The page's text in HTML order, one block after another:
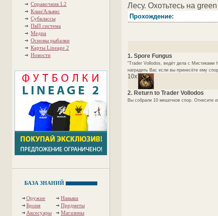
Справочник L2
Клан/Альянс
Субклассы
ПвП система
Медиа
Основы рыбалки
Карты Lineage 2
Новости
БАЗА ЗНАНИЙ
Оружие
Навыки
Броня
Предметы
Аксесуары
Магазины
Лесу. Охотьтесь на
Прохождение:
1. Spore Fungus
"Trader Vollodos, ведёт дела с Мистиками
наградить Вас если вы принесёте ему
10x
2. Return to Trader Vollodos
Вы собрали 10 мешочков спор. Отнесите